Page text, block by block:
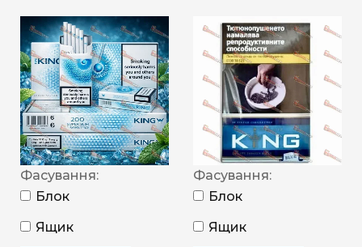
Фасування:
Блок
Ящик
Фасування:
Блок
Ящик